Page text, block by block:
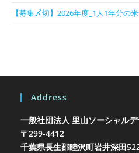
【募集〆切】2026年度_1人1年分の
Address
一般社団法人 里山ソーシャル
〒299-4412
千葉県長生郡睦沢町岩井深田